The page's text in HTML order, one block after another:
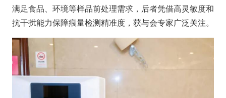
满足食品、环境等样品前处理需求，后者凭借高灵敏度和
抗干扰能力保障痕量检测精准度，获与会专家广泛关注。